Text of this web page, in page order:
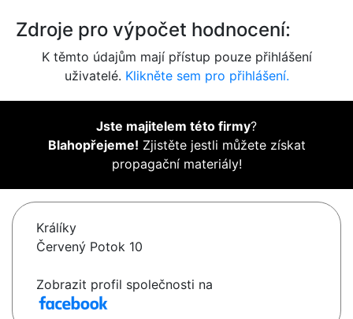
Zdroje pro výpočet hodnocení:
K těmto údajům mají přístup pouze přihlášení
uživatelé. Klikněte sem pro přihlášení.
Jste majitelem této firmy?
Blahopřejeme! Zjistěte jestli můžete získat
propagační materiály!
Králíky
Červený Potok 10
Zobrazit profil společnosti na